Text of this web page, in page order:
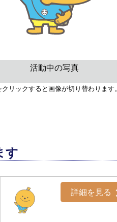
活動中の写真
リックすると画像が切り替わります。
す
詳細を見る